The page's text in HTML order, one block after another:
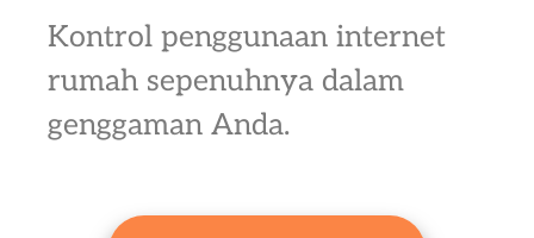
Kontrol penggunaan internet
rumah sepenuhnya dalam
genggaman Anda.